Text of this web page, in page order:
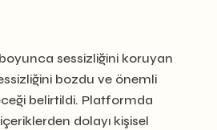
sessizliğini koruyan
bozdu ve önemli
belirtildi. Platformda
dolayı kişisel